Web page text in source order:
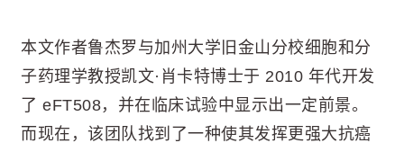
本文作者鲁杰罗与加州大学旧金山分校细胞和分
子药理学教授凯文·肖卡特博士于 2010 年代开发
了 eFT508，并在临床试验中显示出一定前景。
而现在，该团队找到了一种使其发挥更强大抗癌